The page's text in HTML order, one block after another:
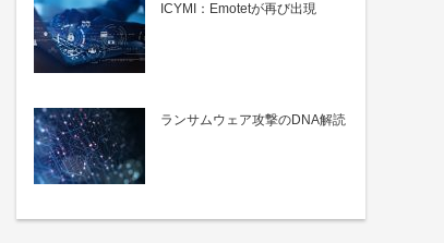
ICYMI：Emotetが再び出現
ランサムウェア攻撃のDNA解読